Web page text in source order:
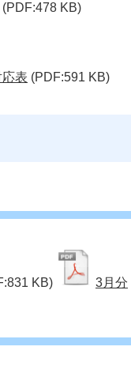
(PDF:478 KB)
表 (PDF:591 KB)
KB) 3月分